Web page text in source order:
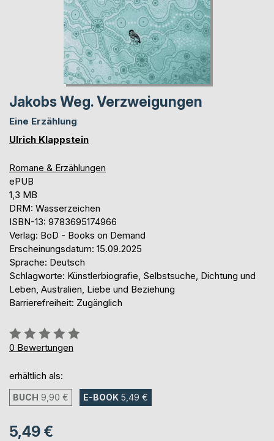
Jakobs Weg. Verzweigungen
Eine Erzählung
Ulrich Klappstein
Romane & Erzählungen
ePUB
1,3 MB
DRM: Wasserzeichen
ISBN-13: 9783695174966
Verlag: BoD - Books on Demand
Erscheinungsdatum: 15.09.2025
Sprache: Deutsch
Schlagworte: Künstlerbiografie, Selbstsuche, Dichtung und
Leben, Australien, Liebe und Beziehung
Barrierefreiheit: Zugänglich
Bewertung::
0%
0 Bewertungen
erhältlich als:
BUCH 9,90 € E-BOOK 5,49 €
5,49 €